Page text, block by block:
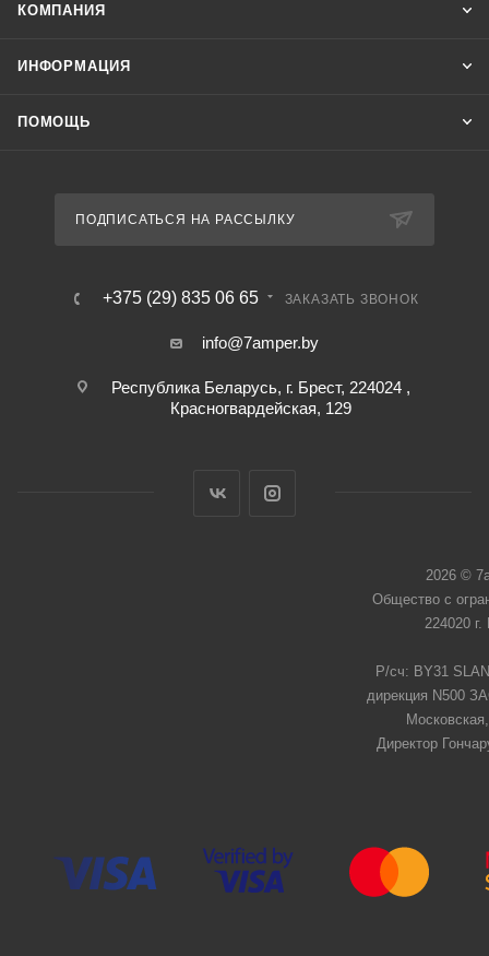
КОМПАНИЯ
ИНФОРМАЦИЯ
ПОМОЩЬ
ПОДПИСАТЬСЯ НА РАССЫЛКУ
+375 (29) 835 06 65 ЗАКАЗАТЬ ЗВОНОК
info@7amper.by
Республика Беларусь, г. Брест, 224024 ,
Красногвардейская, 129
2026 ©
Общество с
224020
Р/сч: BY31
дирекция N500
Директор